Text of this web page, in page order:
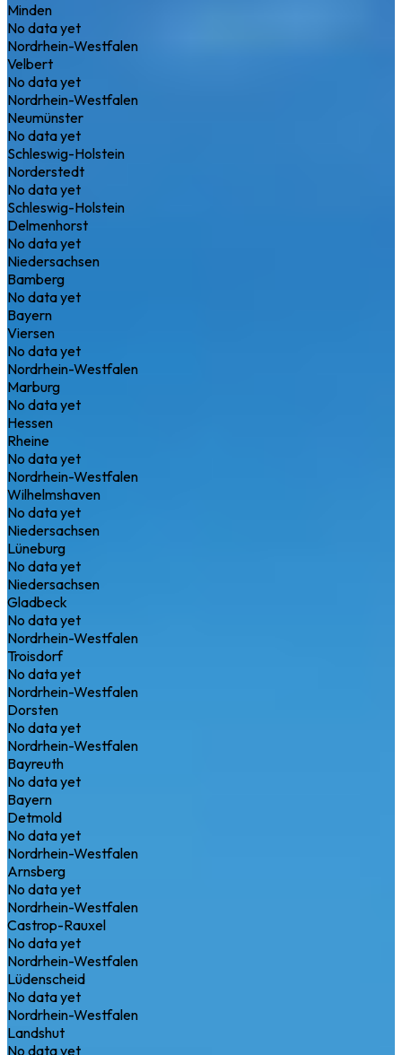
Minden
No data yet
Nordrhein-Westfalen
Velbert
No data yet
Nordrhein-Westfalen
Neumünster
No data yet
Schleswig-Holstein
Norderstedt
No data yet
Schleswig-Holstein
Delmenhorst
No data yet
Niedersachsen
Bamberg
No data yet
Bayern
Viersen
No data yet
Nordrhein-Westfalen
Marburg
No data yet
Hessen
Rheine
No data yet
Nordrhein-Westfalen
Wilhelmshaven
No data yet
Niedersachsen
Lüneburg
No data yet
Niedersachsen
Gladbeck
No data yet
Nordrhein-Westfalen
Troisdorf
No data yet
Nordrhein-Westfalen
Dorsten
No data yet
Nordrhein-Westfalen
Bayreuth
No data yet
Bayern
Detmold
No data yet
Nordrhein-Westfalen
Arnsberg
No data yet
Nordrhein-Westfalen
Castrop-Rauxel
No data yet
Nordrhein-Westfalen
Lüdenscheid
No data yet
Nordrhein-Westfalen
Landshut
No data yet